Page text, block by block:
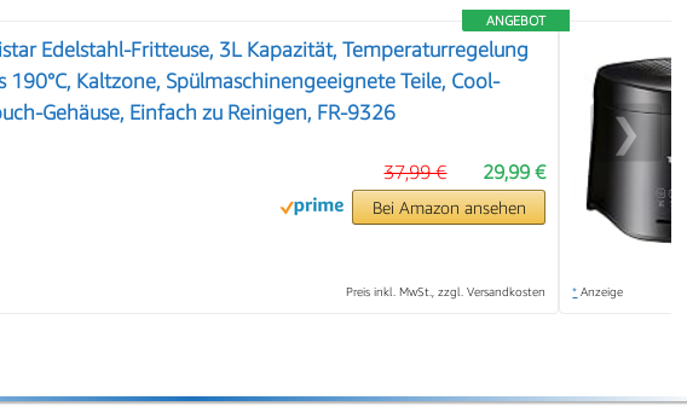
ANGEBOT
Edelstahl-Fritteuse, 3L Kapazität, Temperaturregelung
190°C, Kaltzone, Spülmaschinengeeignete Teile, Cool-
Gehäuse, Einfach zu Reinigen, FR-9326
29,99 €
37,99 €
Bei Amazon ansehen
Preis inkl. MwSt., zzgl. Versandkosten * Anzeige
❯